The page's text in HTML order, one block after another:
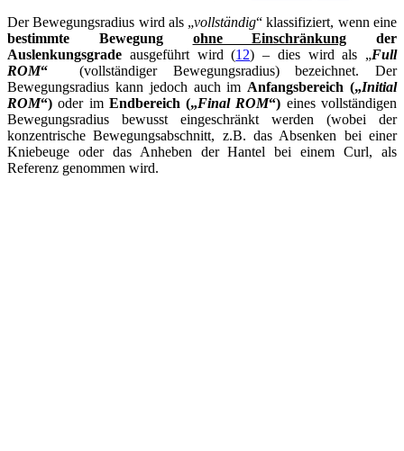
Der Bewegungsradius wird als „vollständig“ klassifiziert, wenn eine
bestimmte Bewegung ohne Einschränkung der
Auslenkungsgrade ausgeführt wird (12) – dies wird als „Full
ROM“ (vollständiger Bewegungsradius) bezeichnet. Der
Bewegungsradius kann jedoch auch im Anfangsbereich („Initial
ROM“) oder im Endbereich („Final ROM“) eines vollständigen
Bewegungsradius bewusst eingeschränkt werden (wobei der
konzentrische Bewegungsabschnitt, z.B. das Absenken bei einer
Kniebeuge oder das Anheben der Hantel bei einem Curl, als
Referenz genommen wird.